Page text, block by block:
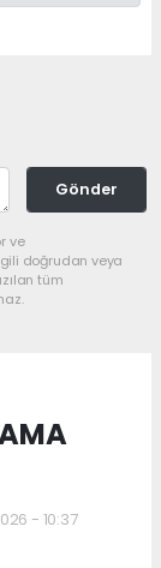
Gönder
ve
doğrudan veya
tüm
- 10:37